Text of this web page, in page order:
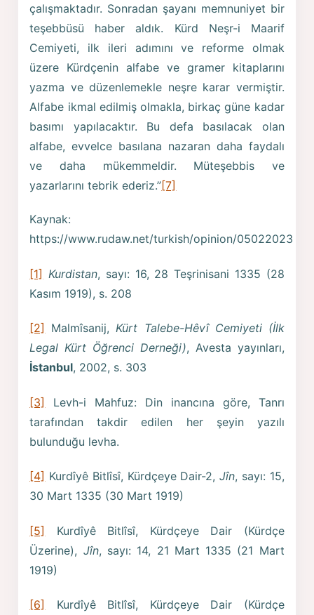
çalışmaktadır. Sonradan şayanı memnuniyet bir
teşebbüsü haber aldık. Kürd Neşr-i Maarif
Cemiyeti, ilk ileri adımını ve reforme olmak
üzere Kürdçenin alfabe ve gramer kitaplarını
yazma ve düzenlemekle neşre karar vermiştir.
Alfabe ikmal edilmiş olmakla, birkaç güne kadar
basımı yapılacaktır. Bu defa basılacak olan
alfabe, evvelce basılana nazaran daha faydalı
ve daha mükemmeldir. Müteşebbis ve
yazarlarını tebrik ederiz.”[7]
Kaynak:
https://www.rudaw.net/turkish/opinion/05022023
[1] Kurdistan, sayı: 16, 28 Teşrinisani 1335 (28
Kasım 1919), s. 208
[2] Malmîsanij,Kürt Talebe-Hêvî Cemiyeti (İlk
Legal Kürt Öğrenci Derneği), Avesta yayınları,
İstanbul, 2002, s. 303
[3]
Levh-i Mahfuz: Din inancına göre, Tanrı
tarafından takdir edilen her şeyin yazılı
bulunduğu levha.
[4] Kurdîyê Bitlîsî, Kürdçeye Dair-2,Jîn, sayı: 15,
30 Mart 1335 (30 Mart 1919)
[5]
Kurdîyê Bitlîsî, Kürdçeye Dair (Kürdçe
Üzerine), Jîn, sayı: 14, 21 Mart 1335 (21 Mart
1919)
[6]
Kurdîyê Bitlîsî, Kürdçeye Dair (Kürdçe